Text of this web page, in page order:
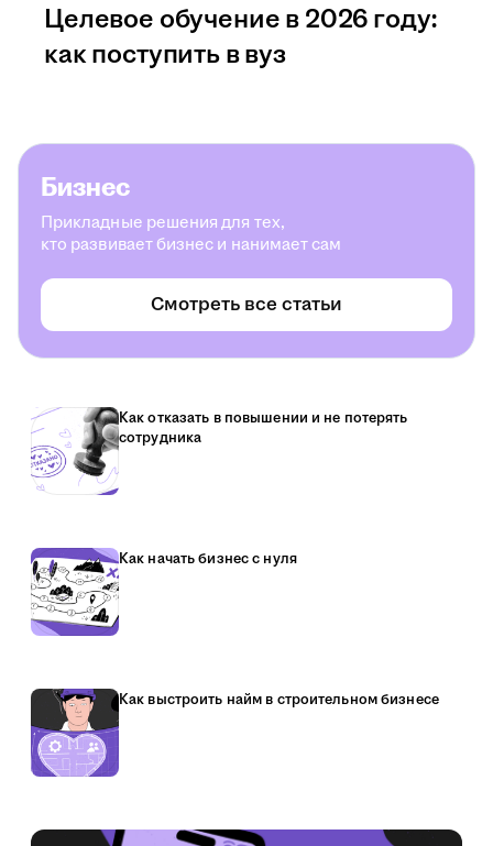
Целевое обучение в 2026 году:
как поступить в вуз
Бизнес
Прикладные решения для тех,
кто развивает бизнес и нанимает сам
Смотреть все статьи
Как отказать в повышении и не потерять
сотрудника
Как начать бизнес с нуля
Как выстроить найм в строительном бизнесе